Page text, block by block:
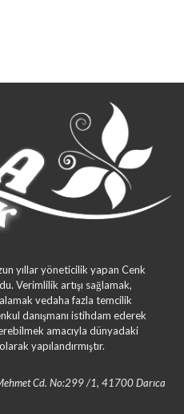
yıllar yöneticilik yapan Cenk
Verimlilik artışı sağlamak,
vedaha fazla temcilik
danışmanı istihdam ederek
amacıyla dünyadaki
yapılandırmıştır.
Cd. No:299 /1, 41700 Darıca